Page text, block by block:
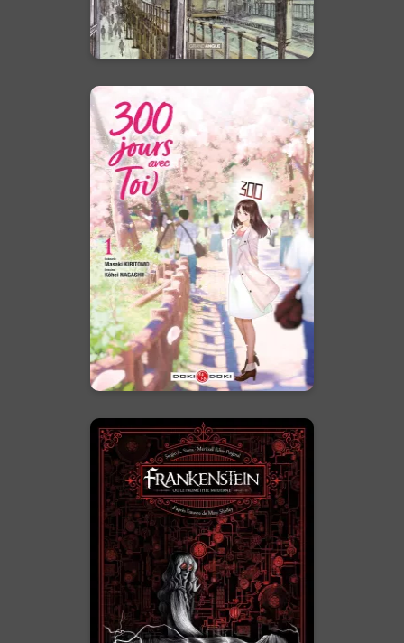
En voir +
300 jours avec toi
Vol. 01/2
Date de parution :
20/04/2022
La vie est aussi fugace que les
cerisiers en fleur… Mais pas
notre amour.
En voir +
Frankenstein ou le
Prométhée
moderne
Date de parution :
05/02/2025
Une adaptation gothique et
fidèle du roman de Mary Shelley